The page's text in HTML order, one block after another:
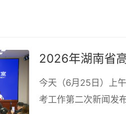
今天（6月25日）上
考工作第二次新闻发